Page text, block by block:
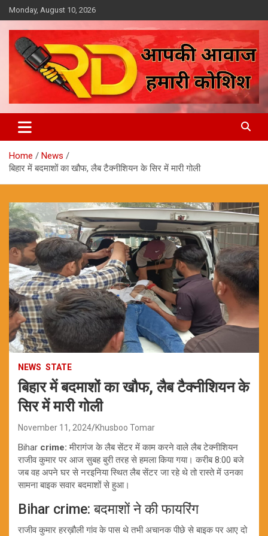
Skip
to
content
Monday, August 10, 2026
Reporter Diaries
Home
News
बिहार में बदमाशों का खौफ, लैब टैक्नीशियन के सिर में मारी गोली
NEWS STATE
बिहार में बदमाशों का खौफ, लैब टैक्नीशियन के
सिर में मारी गोली
November 11, 2024 Khusboo Tomar
Bihar crime: मीरागंज के लैब सेंटर में काम करने वाले लैब टेक्नीशियन
राजीव कुमार पर आज सुबह बुरी तरह से हमला किया गया। करीब 8:00 बजे
जब वह अपने घर से नरइनिया स्थित लैब सेंटर जा रहे थे तो रास्ते में उनका
सामना बाइक सवार बदमाशों से हुआ।
Bihar crime: बदमाशों ने की फायरिंग
राजीव कुमार हरख़ौली गांव के पास थे तभी अचानक पीछे से बाइक पर आए दो